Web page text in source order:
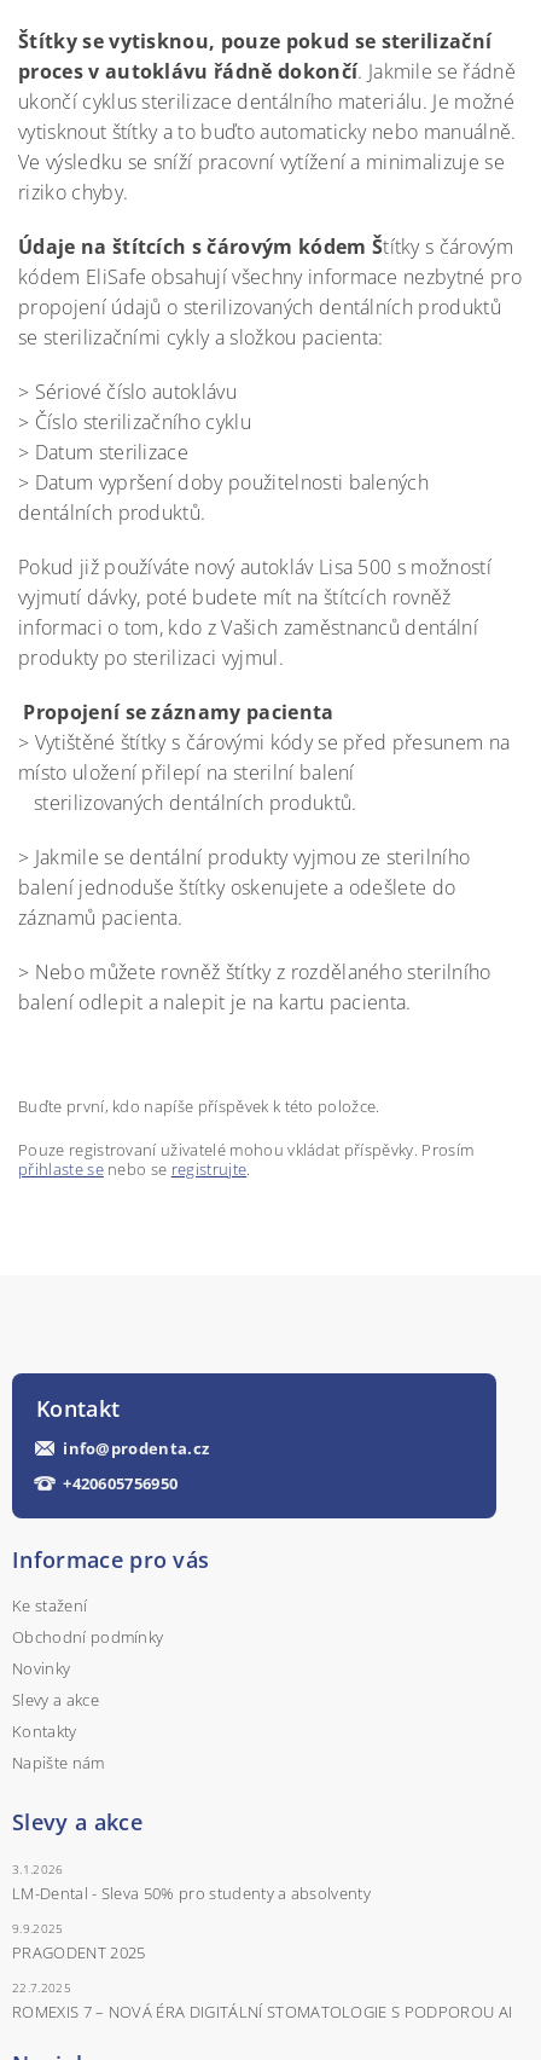
Štítky se vytisknou, pouze pokud se sterilizační
proces v autoklávu řádně dokončí. Jakmile se řádně
ukončí cyklus sterilizace dentálního materiálu. Je možné
vytisknout štítky a to buďto automaticky nebo manuálně.
Ve výsledku se sníží pracovní vytížení a minimalizuje se
riziko chyby.
Údaje na štítcích s čárovým kódem Štítky s čárovým
kódem EliSafe obsahují všechny informace nezbytné pro
propojení údajů o sterilizovaných dentálních produktů
se sterilizačními cykly a složkou pacienta:
> Sériové číslo autoklávu
> Číslo sterilizačního cyklu
> Datum sterilizace
> Datum vypršení doby použitelnosti balených
dentálních produktů.
Pokud již používáte nový autokláv Lisa 500 s možností
vyjmutí dávky, poté budete mít na štítcích rovněž
informaci o tom, kdo z Vašich zaměstnanců dentální
produkty po sterilizaci vyjmul.
Propojení se záznamy pacienta
> Vytištěné štítky s čárovými kódy se před přesunem na
místo uložení přilepí na sterilní balení
sterilizovaných dentálních produktů.
> Jakmile se dentální produkty vyjmou ze sterilního
balení jednoduše štítky oskenujete a odešlete do
záznamů pacienta.
> Nebo můžete rovněž štítky z rozdělaného sterilního
balení odlepit a nalepit je na kartu pacienta.
Buďte první, kdo napíše příspěvek k této položce.
Pouze registrovaní uživatelé mohou vkládat příspěvky. Prosím
přihlaste senebo se registrujte.
Kontakt
info@prodenta.cz
+420605756950
Informace pro vás
Ke stažení
Obchodní podmínky
Novinky
Slevy a akce
Kontakty
Napište nám
Slevy a akce
3.1.2026
LM-Dental - Sleva 50% pro studenty a absolventy
9.9.2025
PRAGODENT 2025
22.7.2025
ROMEXIS 7 – NOVÁ ÉRA DIGITÁLNÍ STOMATOLOGIE S PODPOROU AI